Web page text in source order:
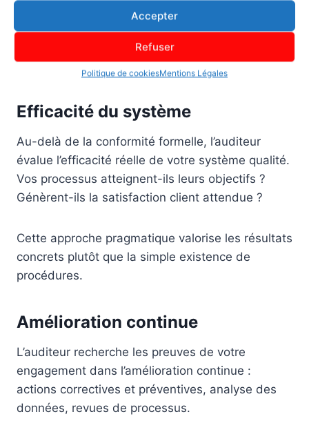
Accepter
Refuser
Politique de cookiesMentions Légales
Chaque exigence fait l’objet d’une évaluation
basée sur des preuves objectives.
Efficacité du système
Au-delà de la conformité formelle, l’auditeur
évalue l’efficacité réelle de votre système qualité.
Vos processus atteignent-ils leurs objectifs ?
Génèrent-ils la satisfaction client attendue ?
Cette approche pragmatique valorise les résultats
concrets plutôt que la simple existence de
procédures.
Amélioration continue
L’auditeur recherche les preuves de votre
engagement dans l’amélioration continue :
actions correctives et préventives, analyse des
données, revues de processus.